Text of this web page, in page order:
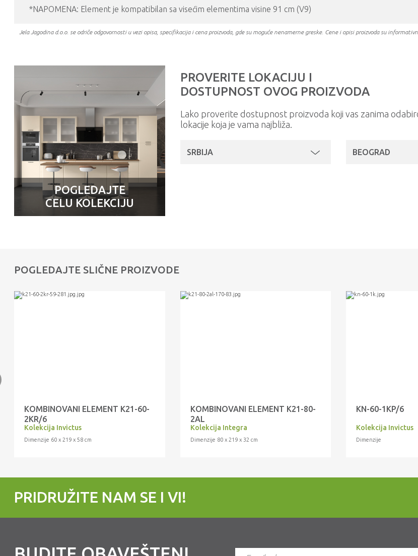
*NAPOMENA: Element je kompatibilan sa visećim elementima visine 91 cm (V9)
Jela Jagodina d.o.o. se odriče odgovornosti u vezi opisa, specifikacija i cena proizvoda, gde su moguće nenamerne greske. Cene i opisi proizvoda su
PROVERITE LOKACIJU I
DOSTUPNOST OVOG PROIZVODA
Lako proverite dostupnost proizvoda koji vas zanima
lokacije koja je vama najbliža.
SRBIJA BEOGRAD
POGLEDAJTE
CELU KOLEKCIJU
POGLEDAJTE SLIČNE PROIZVODE
KOMBINOVANI ELEMENT K21-60-
2KR/6
Kolekcija Invictus
Dimenzije 60 x 219 x 58 cm
KOMBINOVANI ELEMENT K21-80-
2AL
Kolekcija Integra
Dimenzije 80 x 219 x 32 cm
KN-60-1KP/6
Kolekcija Invictus
Dimenzije
PRIDRUŽITE NAM SE I VI!